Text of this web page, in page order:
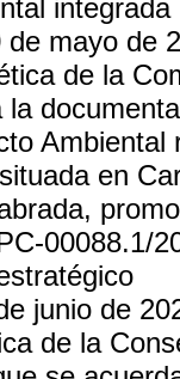
integrada
mayo de
de la
la
en
00088.1/
junio de
de la